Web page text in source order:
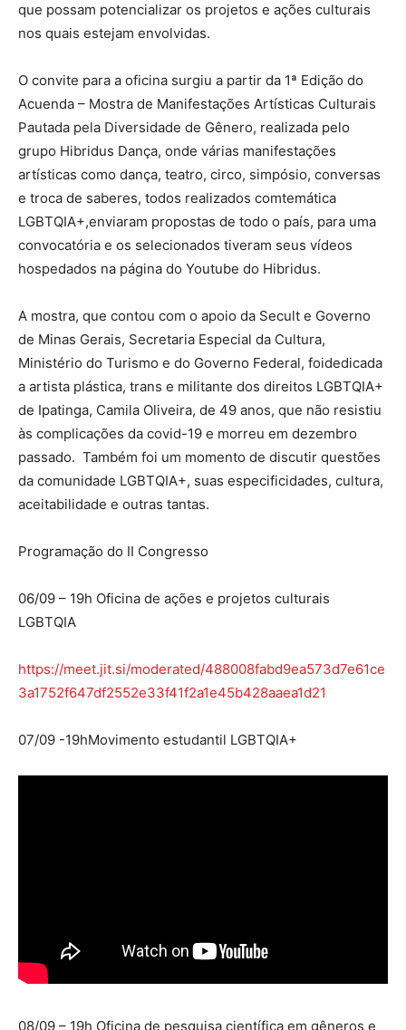
que possam potencializar os projetos e ações culturais
nos quais estejam envolvidas.
O convite para a oficina surgiu a partir da 1ª Edição do
Acuenda – Mostra de Manifestações Artísticas Culturais
Pautada pela Diversidade de Gênero, realizada pelo
grupo Hibridus Dança, onde várias manifestações
artísticas como dança, teatro, circo, simpósio, conversas
e troca de saberes, todos realizados comtemática
LGBTQIA+,enviaram propostas de todo o país, para uma
convocatória e os selecionados tiveram seus vídeos
hospedados na página do Youtube do Hibridus.
A mostra, que contou com o apoio da Secult e Governo
de Minas Gerais, Secretaria Especial da Cultura,
Ministério do Turismo e do Governo Federal, foidedicada
a artista plástica, trans e militante dos direitos LGBTQIA+
de Ipatinga, Camila Oliveira, de 49 anos, que não resistiu
às complicações da covid-19 e morreu em dezembro
passado. Também foi um momento de discutir questões
da comunidade LGBTQIA+, suas especificidades, cultura,
aceitabilidade e outras tantas.
Programação do II Congresso
06/09 – 19h Oficina de ações e projetos culturais
LGBTQIA
https://meet.jit.si/moderated/488008fabd9ea573d7e61ce
3a1752f647df2552e33f41f2a1e45b428aaea1d21
07/09 -19hMovimento estudantil LGBTQIA+
08/09 – 19h Oficina de pesquisa científica em gêneros e